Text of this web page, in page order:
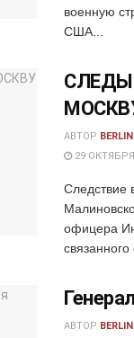
военную
США...
СЛЕДЫ
АВТОР
29
Следствие
офицера
АВТОР